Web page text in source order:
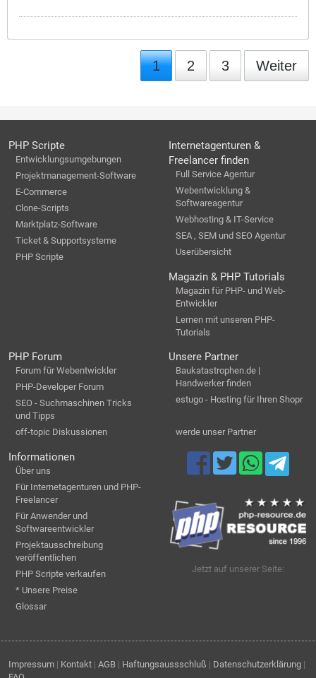
1 2 3 Weiter
PHP Scripte
Entwicklungsumgebungen
Projektmanagement-Software
E-Commerce
Clone-Scripts
Marktplatz-Software
Ticket & Supportsysteme
PHP Scripte
Internetagenturen &
Freelancer finden
Full Service Agentur
Webentwicklung &
Softwareagentur
Webhosting & IT-Service
SEA , SEM und SEO Agentur
Userübersicht
Magazin & PHP Tutorials
Magazin für PHP- und Web-
Entwickler
Lernen mit unseren PHP-
Tutorials
PHP Forum
Forum für Webentwickler
PHP-Developer Forum
SEO - Suchmaschinen Tricks
und Tipps
off-topic Diskussionen
Unsere Partner
Baukatastrophen.de |
Handwerker finden
estugo - Hosting für Ihren Shopr
werde unser Partner
Informationen
Über uns
Für Internetagenturen und PHP-
Freelancer
Für Anwender und
Softwareentwickler
Projektausschreibung
veröffentlichen
PHP Scripte verkaufen
* Unsere Preise
Glossar
Jetzt auf unserer Seite:
Impressum | Kontakt | AGB | Haftungsaussschluß | Datenschutzerklärung |